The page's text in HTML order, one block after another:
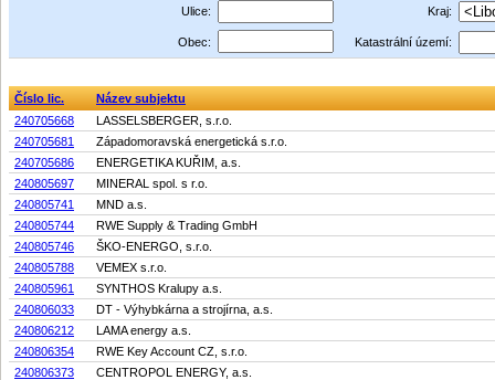
Ulice:
Kraj:
Obec: Katastrální území:
Číslo lic.
Název subjektu
240705668
LASSELSBERGER, s.r.o.
240705681
Západomoravská energetická s.r.o.
240705686
ENERGETIKA KUŘIM, a.s.
240805697
MINERAL spol. s r.o.
240805741
MND a.s.
240805744
RWE Supply & Trading GmbH
240805746
ŠKO-ENERGO, s.r.o.
240805788
VEMEX s.r.o.
240805961
SYNTHOS Kralupy a.s.
240806033
DT - Výhybkárna a strojírna, a.s.
240806212
LAMA energy a.s.
240806354
RWE Key Account CZ, s.r.o.
240806373
CENTROPOL ENERGY, a.s.